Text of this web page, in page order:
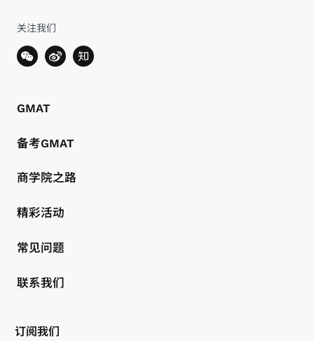
关注我们
GMAT
备考GMAT
商学院之路
精彩活动
常见问题
联系我们
订阅我们